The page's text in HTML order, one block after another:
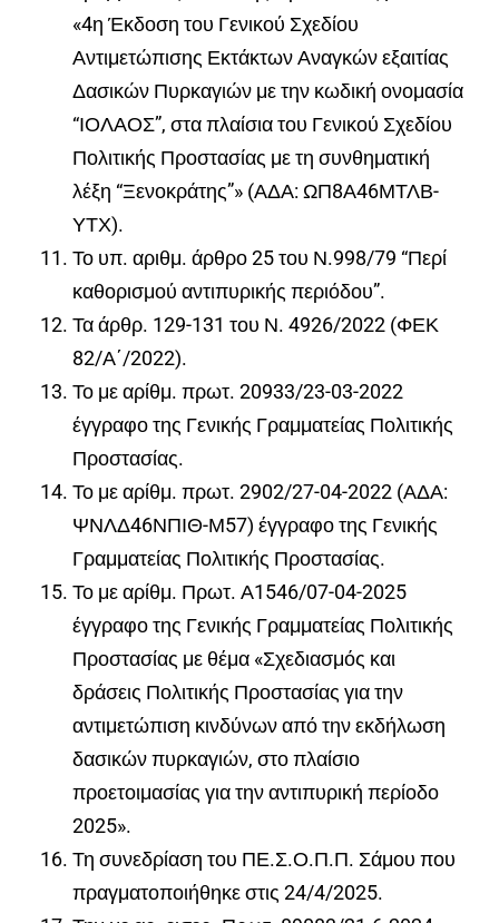
«4η Έκδοση του Γενικού Σχεδίου
Αντιμετώπισης Εκτάκτων Αναγκών εξαιτίας
Δασικών Πυρκαγιών με την κωδική ονομασία
“ΙΟΛΑΟΣ”, στα πλαίσια του Γενικού Σχεδίου
Πολιτικής Προστασίας με τη συνθηματική
λέξη “Ξενοκράτης”» (ΑΔΑ: ΩΠ8Α46ΜΤΛΒ-
ΥΤΧ).
Το υπ. αριθμ. άρθρο 25 του Ν.998/79 “Περί
καθορισμού αντιπυρικής περιόδου”.
Τα άρθρ. 129-131 του Ν. 4926/2022 (ΦΕΚ
82/Α΄/2022).
Το με αρίθμ. πρωτ. 20933/23-03-2022
έγγραφο της Γενικής Γραμματείας Πολιτικής
Προστασίας.
Το με αρίθμ. πρωτ. 2902/27-04-2022 (ΑΔΑ:
ΨΝΛΔ46ΝΠΙΘ-Μ57) έγγραφο της Γενικής
Γραμματείας Πολιτικής Προστασίας.
Το με αρίθμ. Πρωτ. Α1546/07-04-2025
έγγραφο της Γενικής Γραμματείας Πολιτικής
Προστασίας με θέμα «Σχεδιασμός και
δράσεις Πολιτικής Προστασίας για την
αντιμετώπιση κινδύνων από την εκδήλωση
δασικών πυρκαγιών, στο πλαίσιο
προετοιμασίας για την αντιπυρική περίοδο
2025».
Τη συνεδρίαση του ΠΕ.Σ.Ο.Π.Π. Σάμου που
πραγματοποιήθηκε στις 24/4/2025.